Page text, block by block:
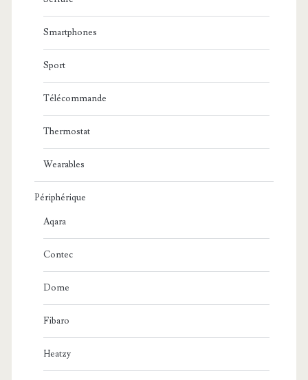
Smartphones
Sport
Télécommande
Thermostat
Wearables
Périphérique
Aqara
Contec
Dome
Fibaro
Heatzy